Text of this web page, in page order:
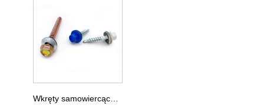
Wkręty samowiercące z łbem sześciokątnym DIN 7504 IND